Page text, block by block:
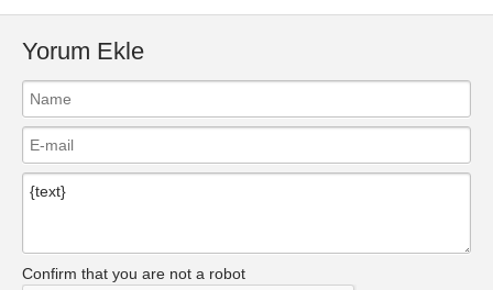
Yorum Ekle
Confirm that you are not a robot